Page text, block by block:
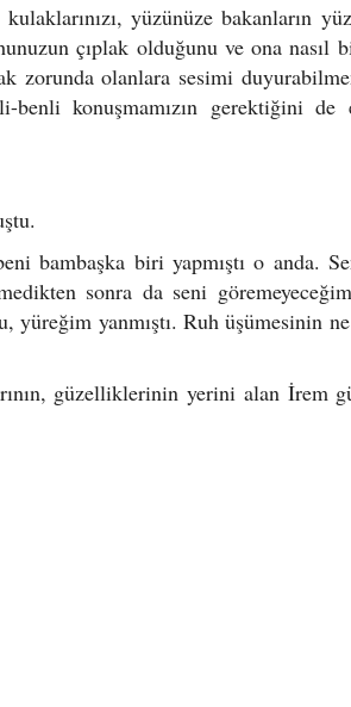
yüzünüze bakanların
çıplak olduğunu ve ona nasıl
olanlara sesimi
konuşmamızın gerektiğini de
biri yapmıştı o anda.
sonra da seni
yanmıştı. Ruh üşümesinin
güzelliklerinin yerini alan İrem